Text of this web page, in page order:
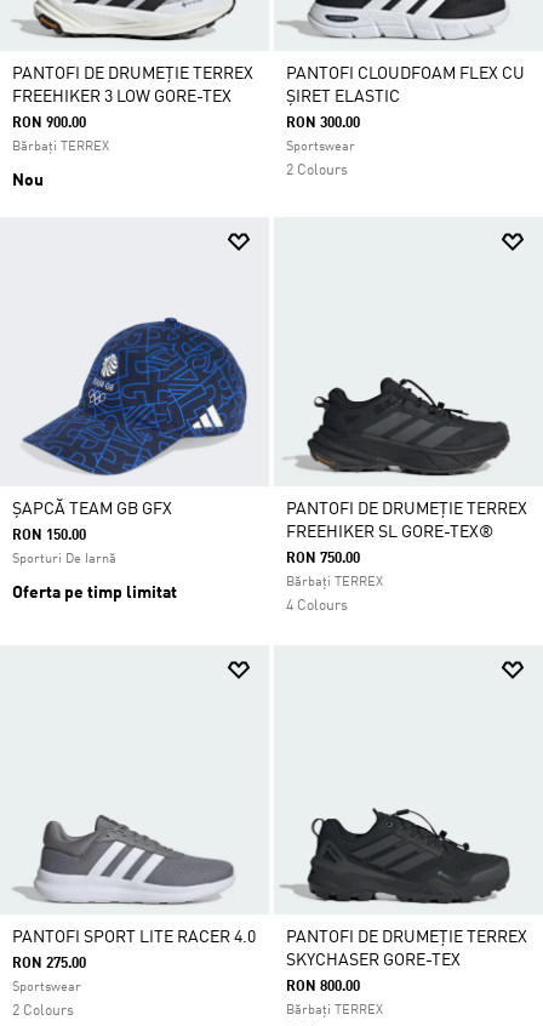
PANTOFI DE DRUMEȚIE TERREX
FREEHIKER 3 LOW GORE-TEX
RON 900.00
Bărbați TERREX
Nou
PANTOFI CLOUDFOAM FLEX CU
ȘIRET ELASTIC
RON 300.00
Sportswear
2 Colours
ȘAPCĂ TEAM GB GFX
RON 150.00
Sporturi De Iarnă
Oferta pe timp limitat
PANTOFI DE DRUMEȚIE TERREX
FREEHIKER SL GORE-TEX®
RON 750.00
Bărbați TERREX
4 Colours
PANTOFI SPORT LITE RACER 4.0
RON 275.00
Sportswear
2 Colours
PANTOFI DE DRUMEȚIE TERREX
SKYCHASER GORE-TEX
RON 800.00
Bărbați TERREX